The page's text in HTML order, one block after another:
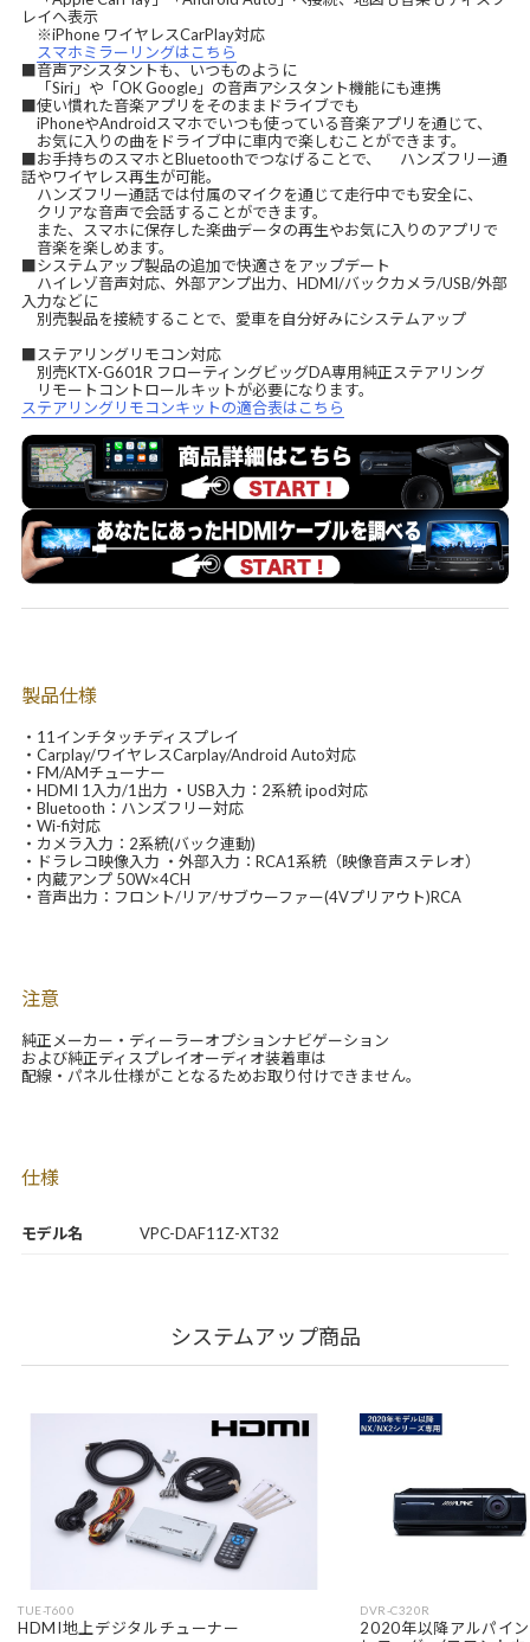
モデル名 VPC-DAF11Z-XT32
レイへ表示
※iPhone ワイヤレスCarPlay対応
スマホミラーリングはこちら
■音声アシスタントも、いつものように
「Siri」や「OK Google」の音声アシスタント機能にも連携
■使い慣れた音楽アプリをそのままドライブでも
iPhoneやAndroidスマホでいつも使っている音楽アプリを通じて、
お気に入りの曲をドライブ中に車内で楽しむことができます。
■お手持ちのスマホとBluetoothでつなげることで、 ハンズフリー通
話やワイヤレス再生が可能。
ハンズフリー通話では付属のマイクを通じて走行中でも安全に、
クリアな音声で会話することができます。
また、スマホに保存した楽曲データの再生やお気に入りのアプリで
音楽を楽しめます。
■システムアップ製品の追加で快適さをアップデート
ハイレゾ音声対応、外部アンプ出力、HDMI/バックカメラ/USB/外部
入力などに
別売製品を接続することで、愛車を自分好みにシステムアップ
■ステアリングリモコン対応
別売KTX-G601R フローティングビッグDA専用純正ステアリング
リモートコントロールキットが必要になります。
ステアリングリモコンキットの適合表はこちら
製品仕様
・11インチタッチディスプレイ
・Carplay/ワイヤレスCarplay/Android Auto対応
・FM/AMチューナー
・HDMI 1入力/1出力 ・USB入力：2系統 ipod対応
・Bluetooth：ハンズフリー対応
・Wi-fi対応
・カメラ入力：2系統(バック連動)
・ドラレコ映像入力 ・外部入力：RCA1系統（映像音声ステレオ）
・内蔵アンプ 50W×4CH
・音声出力：フロント/リア/サブウーファー(4Vプリアウト)RCA
注意
純正メーカー・ディーラーオプションナビゲーション
および純正ディスプレイオーディオ装着車は
配線・パネル仕様がことなるためお取り付けできません。
仕様
システムアップ商品
TUE-T600
HDMI地上デジタルチューナー
DVR-C320R
2020年以降アルパイ